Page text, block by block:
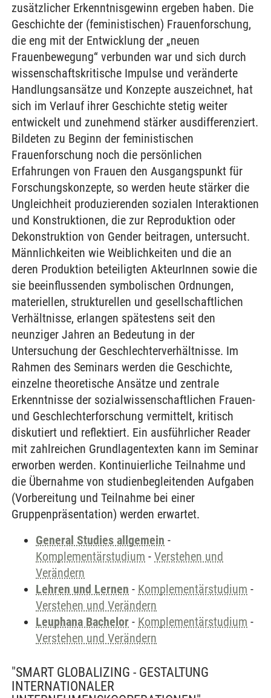
zusätzlicher Erkenntnisgewinn ergeben haben. Die
Geschichte der (feministischen) Frauenforschung,
die eng mit der Entwicklung der „neuen
Frauenbewegung“ verbunden war und sich durch
wissenschaftskritische Impulse und veränderte
Handlungsansätze und Konzepte auszeichnet, hat
sich im Verlauf ihrer Geschichte stetig weiter
entwickelt und zunehmend stärker ausdifferenziert.
Bildeten zu Beginn der feministischen
Frauenforschung noch die persönlichen
Erfahrungen von Frauen den Ausgangspunkt für
Forschungskonzepte, so werden heute stärker die
Ungleichheit produzierenden sozialen Interaktionen
und Konstruktionen, die zur Reproduktion oder
Dekonstruktion von Gender beitragen, untersucht.
Männlichkeiten wie Weiblichkeiten und die an
deren Produktion beteiligten AkteurInnen sowie die
sie beeinflussenden symbolischen Ordnungen,
materiellen, strukturellen und gesellschaftlichen
Verhältnisse, erlangen spätestens seit den
neunziger Jahren an Bedeutung in der
Untersuchung der Geschlechterverhältnisse. Im
Rahmen des Seminars werden die Geschichte,
einzelne theoretische Ansätze und zentrale
Erkenntnisse der sozialwissenschaftlichen Frauen-
und Geschlechterforschung vermittelt, kritisch
diskutiert und reflektiert. Ein ausführlicher Reader
mit zahlreichen Grundlagentexten kann im Seminar
erworben werden. Kontinuierliche Teilnahme und
die Übernahme von studienbegleitenden Aufgaben
(Vorbereitung und Teilnahme bei einer
Gruppenpräsentation) werden erwartet.
General Studies allgemein -
Komplementärstudium - Verstehen und
Verändern
Lehren und Lernen - Komplementärstudium -
Verstehen und Verändern
Leuphana Bachelor - Komplementärstudium -
Verstehen und Verändern
"SMART GLOBALIZING - GESTALTUNG
INTERNATIONALER